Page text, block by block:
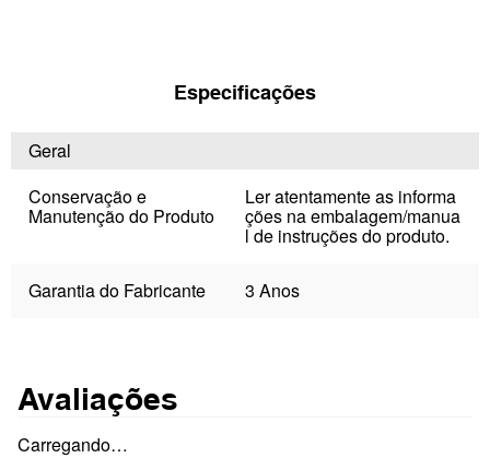
Especificações
Geral
Conservação e
Manutenção do Produto
Ler atentamente as informa
ções na embalagem/manua
l de instruções do produto.
Garantia do Fabricante 3 Anos
Avaliações
Carregando…